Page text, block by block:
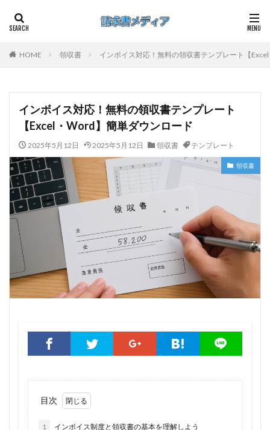
HOME 領収書 インボイス対応！無料の領収書テンプレート【
インボイス対応！無料の領収書テンプレート
【Excel・Word】簡単ダウンロード
2025年5月12日 2025年5月12日 領収書 テンプレート
領収書
目次
1 インボイス制度と領収書の基本を理解しよう